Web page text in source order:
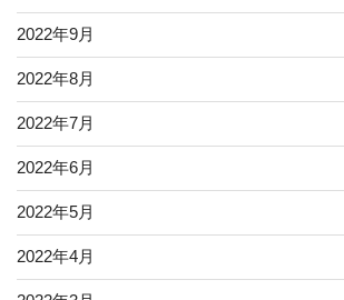
2022年9月
2022年8月
2022年7月
2022年6月
2022年5月
2022年4月